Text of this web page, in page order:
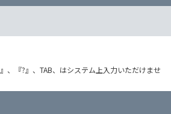
、『?』、TAB、はシステム上入力いただけませ